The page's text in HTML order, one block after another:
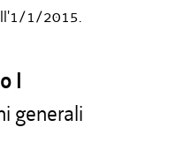
1/2015.
I
generali